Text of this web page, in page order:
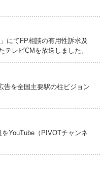
にてFP相談の有用性訴求及
レビCMを放送しました。
告を全国主要駅の柱ビジョン
YouTube（PIVOTチャンネ